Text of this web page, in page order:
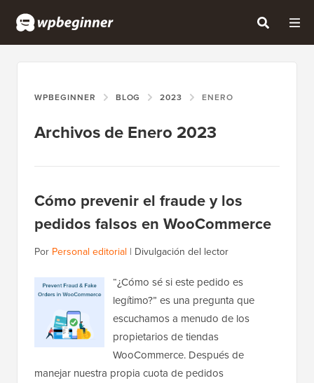
WPBEGINNER BLOG 2023 ENERO
Archivos de Enero 2023
Cómo prevenir el fraude y los
pedidos falsos en WooCommerce
Por Personal editorial | Divulgación del lector
“¿Cómo sé si este pedido es
legítimo?” es una pregunta que
escuchamos a menudo de los
propietarios de tiendas
WooCommerce. Después de
manejar nuestra propia cuota de pedidos